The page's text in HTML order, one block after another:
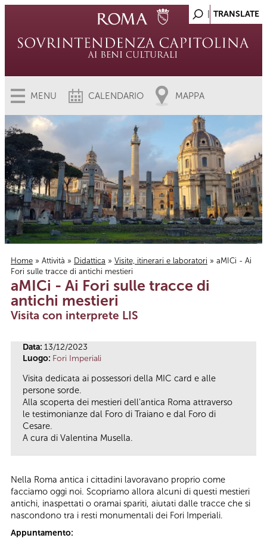
MENU CALENDARIO MAPPA
Tu sei qui
Home » Attività » Didattica » Visite, itinerari e laboratori » aMICi - Ai
Fori sulle tracce di antichi mestieri
aMICi - Ai Fori sulle tracce di
antichi mestieri
Visita con interprete LIS
Data: 13/12/2023
Luogo: Fori Imperiali
Visita dedicata ai possessori della MIC card e alle
persone sorde.
Alla scoperta dei mestieri dell’antica Roma attraverso
le testimonianze dal Foro di Traiano e dal Foro di
Cesare.
A cura di Valentina Musella.
Nella Roma antica i cittadini lavoravano proprio come
facciamo oggi noi. Scopriamo allora alcuni di questi mestieri
antichi, inaspettati o oramai spariti, aiutati dalle tracce che si
nascondono tra i resti monumentali dei Fori Imperiali.
Appuntamento: